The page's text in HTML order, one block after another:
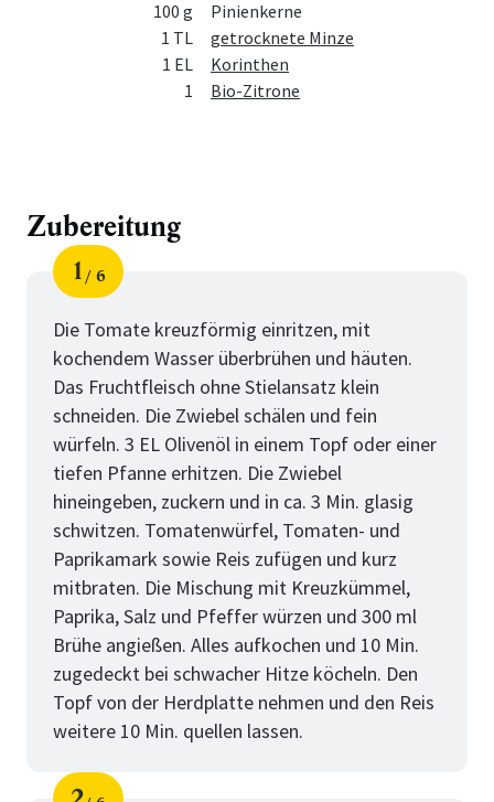
100 g
Pinienkerne
1 TL
getrocknete Minze
1 EL
Korinthen
1
Bio-Zitrone
Zubereitung
Schritt
1
von
6
Die Tomate kreuzförmig einritzen, mit
kochendem Wasser überbrühen und häuten.
Das Fruchtfleisch ohne Stielansatz klein
schneiden. Die Zwiebel schälen und fein
würfeln. 3 EL Olivenöl in einem Topf oder einer
tiefen Pfanne erhitzen. Die Zwiebel
hineingeben, zuckern und in ca. 3 Min. glasig
schwitzen. Tomatenwürfel, Tomaten- und
Paprikamark sowie Reis zufügen und kurz
mitbraten. Die Mischung mit Kreuzkümmel,
Paprika, Salz und Pfeffer würzen und 300 ml
Brühe angießen. Alles aufkochen und 10 Min.
zugedeckt bei schwacher Hitze köcheln. Den
Topf von der Herdplatte nehmen und den Reis
weitere 10 Min. quellen lassen.